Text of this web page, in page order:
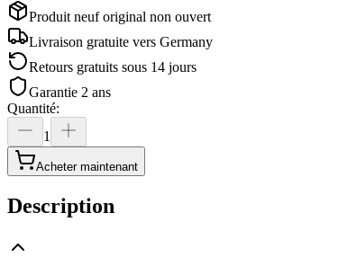
Produit neuf original non ouvert
Livraison gratuite vers Germany
Retours gratuits sous 14 jours
Garantie 2 ans
Quantité:
1
Acheter maintenant
Description